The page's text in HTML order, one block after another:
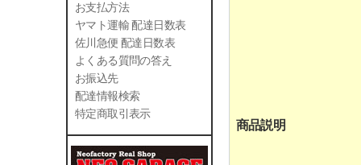
お支払方法
ヤマト運輸 配達日数表
佐川急便 配達日数表
よくある質問の答え
お振込先
配達情報検索
特定商取引表示
商品説明